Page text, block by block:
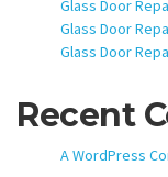
Glass Door
Glass Door
Glass Door
Recent
A WordPress